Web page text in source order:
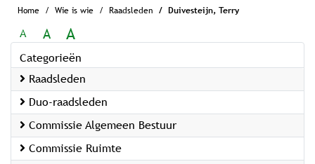
Home Wie is wie Raadsleden Duivesteijn, Terry
A A A
Categorieën
Raadsleden
Duo-raadsleden
Commissie Algemeen Bestuur
Commissie Ruimte